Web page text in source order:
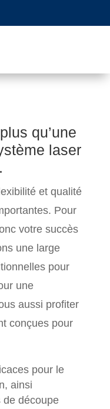
qu’une
laser
et qualité
Pour
votre succès
une large
pour
une
aussi profiter
conçues pour
pour le
ainsi
de découpe